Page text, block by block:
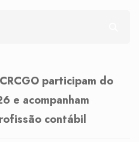
participam do
e acompanham
contábil